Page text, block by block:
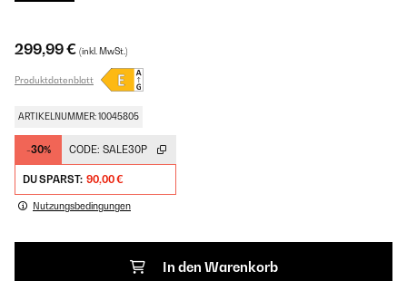
299,99 € (inkl. MwSt.)
Produktdatenblatt
ARTIKELNUMMER: 10045805
-30% CODE: SALE30P
DU SPARST: 90,00 €
Nutzungsbedingungen
In den Warenkorb